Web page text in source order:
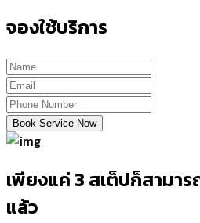
จองใช้บริการ
Book Service Now
เพียงแค่ 3 สเต็ปก็สามาร
แล้ว